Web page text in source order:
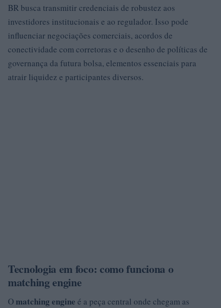
BR busca transmitir credenciais de robustez aos
investidores institucionais e ao regulador. Isso pode
influenciar negociações comerciais, acordos de
conectividade com corretoras e o desenho de políticas de
governança da futura bolsa, elementos essenciais para
atrair liquidez e participantes diversos.
Tecnologia em foco: como funciona o
matching engine
Omatching engine é a peça central onde chegam as